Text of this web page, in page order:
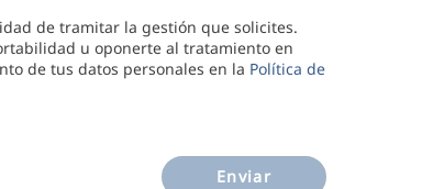
de tramitar la gestión que solicites.
u oponerte al tratamiento en
de tus datos personales en la Política de
Enviar